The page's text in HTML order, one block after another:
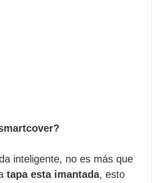
inteligente, no es más que
tapa esta imantada, esto